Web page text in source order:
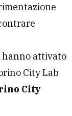
hanno attivato
City Lab
City